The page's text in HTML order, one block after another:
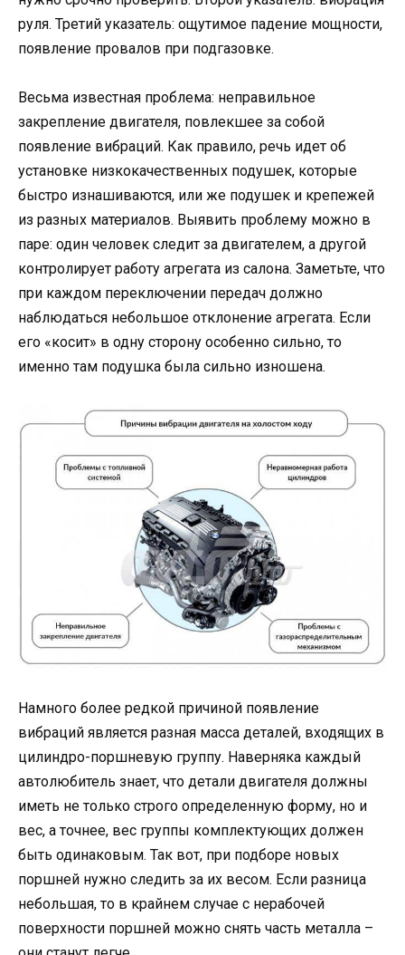
руля. Третий указатель: ощутимое падение мощности,
появление провалов при подгазовке.
Весьма известная проблема: неправильное
закрепление двигателя, повлекшее за собой
появление вибраций. Как правило, речь идет об
установке низкокачественных подушек, которые
быстро изнашиваются, или же подушек и крепежей
из разных материалов. Выявить проблему можно в
паре: один человек следит за двигателем, а другой
контролирует работу агрегата из салона. Заметьте, что
при каждом переключении передач должно
наблюдаться небольшое отклонение агрегата. Если
его «косит» в одну сторону особенно сильно, то
именно там подушка была сильно изношена.
Намного более редкой причиной появление
вибраций является разная масса деталей, входящих в
цилиндро-поршневую группу. Наверняка каждый
автолюбитель знает, что детали двигателя должны
иметь не только строго определенную форму, но и
вес, а точнее, вес группы комплектующих должен
быть одинаковым. Так вот, при подборе новых
поршней нужно следить за их весом. Если разница
небольшая, то в крайнем случае с нерабочей
поверхности поршней можно снять часть металла –